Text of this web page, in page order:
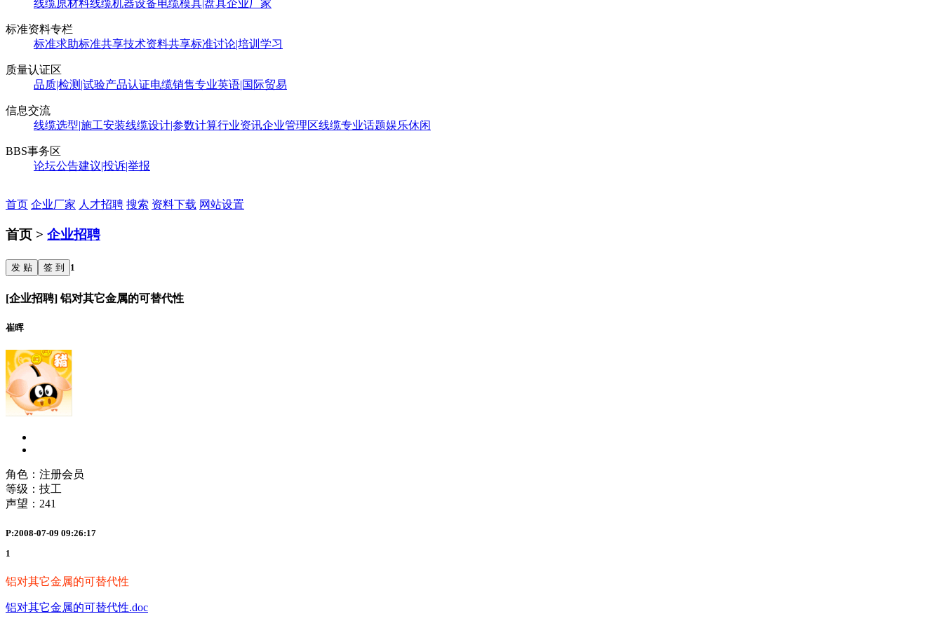
线缆原材料线缆机器设备电缆模具|盘具企业厂家
标准资料专栏
标准求助标准共享技术资料共享标准讨论|培训学习
质量认证区
品质|检测|试验产品认证电缆销售专业英语|国际贸易
信息交流
线缆选型|施工安装线缆设计|参数计算行业资讯企业管理区线缆专业话题娱乐休闲
BBS事务区
论坛公告建议|投诉|举报
首页 企业厂家 人才招聘 搜索 资料下载 网站设置
首页 > 企业招聘
发 贴 签 到 1
[企业招聘] 铝对其它金属的可替代性
崔晖
角色：注册会员
等级：技工
声望： 241
P:2008-07-09 09:26:17
1
铝对其它金属的可替代性
铝对其它金属的可替代性.doc